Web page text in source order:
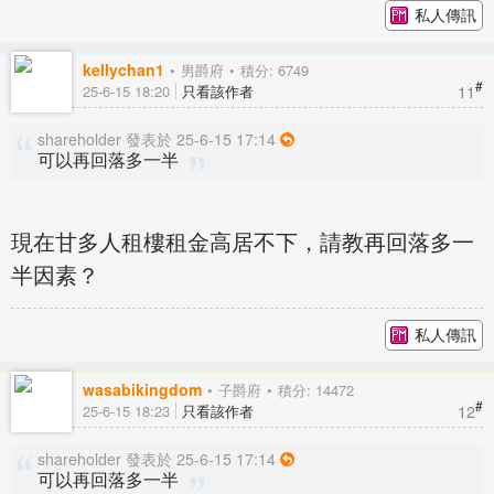
私人傳訊
kellychan1 男爵府 積分: 6749
11#
25-6-15 18:20 只看該作者
shareholder 發表於 25-6-15 17:14
可以再回落多一半
現在甘多人租樓租金高居不下，請教再回落多一
半因素？
私人傳訊
wasabikingdom 子爵府 積分: 14472
12#
25-6-15 18:23 只看該作者
shareholder 發表於 25-6-15 17:14
可以再回落多一半